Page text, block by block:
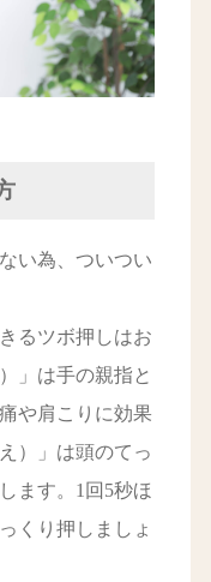
い為、ついつい
るツボ押しはお
」は手の親指と
や肩こりに効果
）」は頭のてっ
ます。1回5秒ほ
くり押しましょ